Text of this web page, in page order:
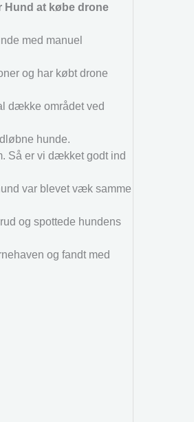
Hund at købe drone
med manuel
og har købt drone
dække området ved
hunde.
Så er vi dækket godt ind
var blevet væk samme
og spottede hundens
og fandt med